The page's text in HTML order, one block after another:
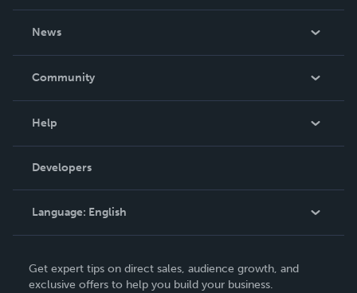
News
In The News
Community
Podcast
Help
Order Lookup
Knowledge Base
Contact Support
Developers
Language: English
Deutsch
Get expert tips on direct sales, audience growth, and
exclusive offers to help you build your business.